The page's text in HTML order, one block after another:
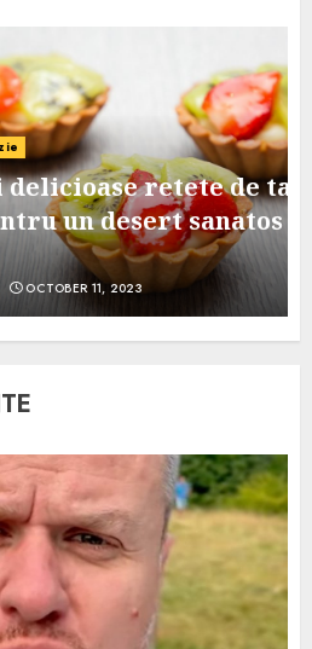
retete de tarte
desert sanatos si
11, 2023